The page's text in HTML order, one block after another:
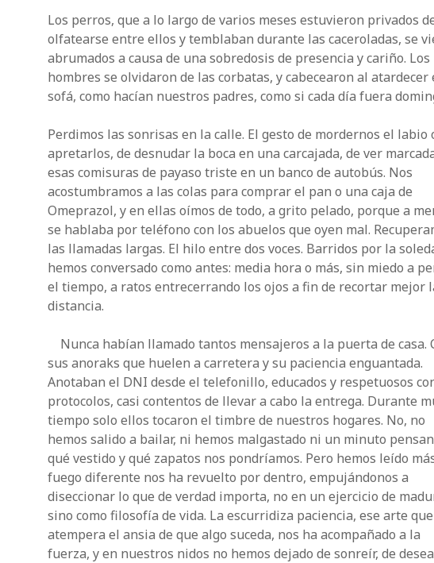
Los perros, que a lo largo de varios meses estuvieron privados
olfatearse entre ellos y temblaban durante las caceroladas, se
abrumados a causa de una sobredosis de presencia y cariño. Los
hombres se olvidaron de las corbatas, y cabecearon al atardecer
sofá, como hacían nuestros padres, como si cada día fuera
Perdimos las sonrisas en la calle. El gesto de mordernos el labio
apretarlos, de desnudar la boca en una carcajada, de ver
esas comisuras de payaso triste en un banco de autobús. Nos
acostumbramos a las colas para comprar el pan o una caja de
Omeprazol, y en ellas oímos de todo, a grito pelado, porque a
se hablaba por teléfono con los abuelos que oyen mal.
las llamadas largas. El hilo entre dos voces. Barridos por la
hemos conversado como antes: media hora o más, sin miedo a
el tiempo, a ratos entrecerrando los ojos a fin de recortar mejor
distancia.
Nunca habían llamado tantos mensajeros a la puerta de casa.
sus anoraks que huelen a carretera y su paciencia enguantada.
Anotaban el DNI desde el telefonillo, educados y respetuosos
protocolos, casi contentos de llevar a cabo la entrega. Durante
tiempo solo ellos tocaron el timbre de nuestros hogares. No, no
hemos salido a bailar, ni hemos malgastado ni un minuto
qué vestido y qué zapatos nos pondríamos. Pero hemos leído
fuego diferente nos ha revuelto por dentro, empujándonos a
diseccionar lo que de verdad importa, no en un ejercicio de
sino como filosofía de vida. La escurridiza paciencia, ese arte que
atempera el ansia de que algo suceda, nos ha acompañado a la
fuerza, y en nuestros nidos no hemos dejado de sonreír, de